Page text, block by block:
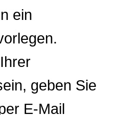
ein
geben Sie
E-Mail